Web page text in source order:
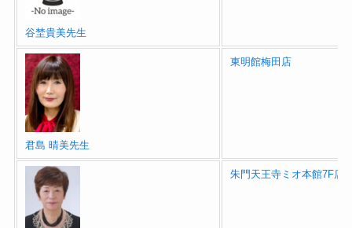
谷埜貴美先生
君島 晴美先生
東明館梅田店
朱門天王寺ミオ本館7F店